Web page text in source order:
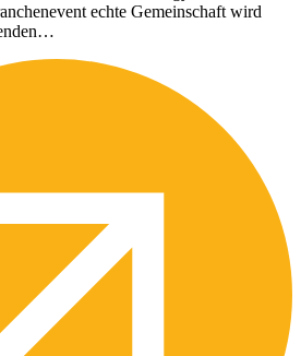
echte Gemeinschaft wird